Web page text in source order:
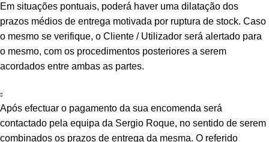
Em situações pontuais, poderá haver uma dilatação dos
prazos médios de entrega motivada por ruptura de stock. Caso
o mesmo se verifique, o Cliente / Utilizador será alertado para
o mesmo, com os procedimentos posteriores a serem
acordados entre ambas as partes.
Após efectuar o pagamento da sua encomenda será
contactado pela equipa da Sergio Roque, no sentido de serem
combinados os prazos de entrega da mesma. O referido